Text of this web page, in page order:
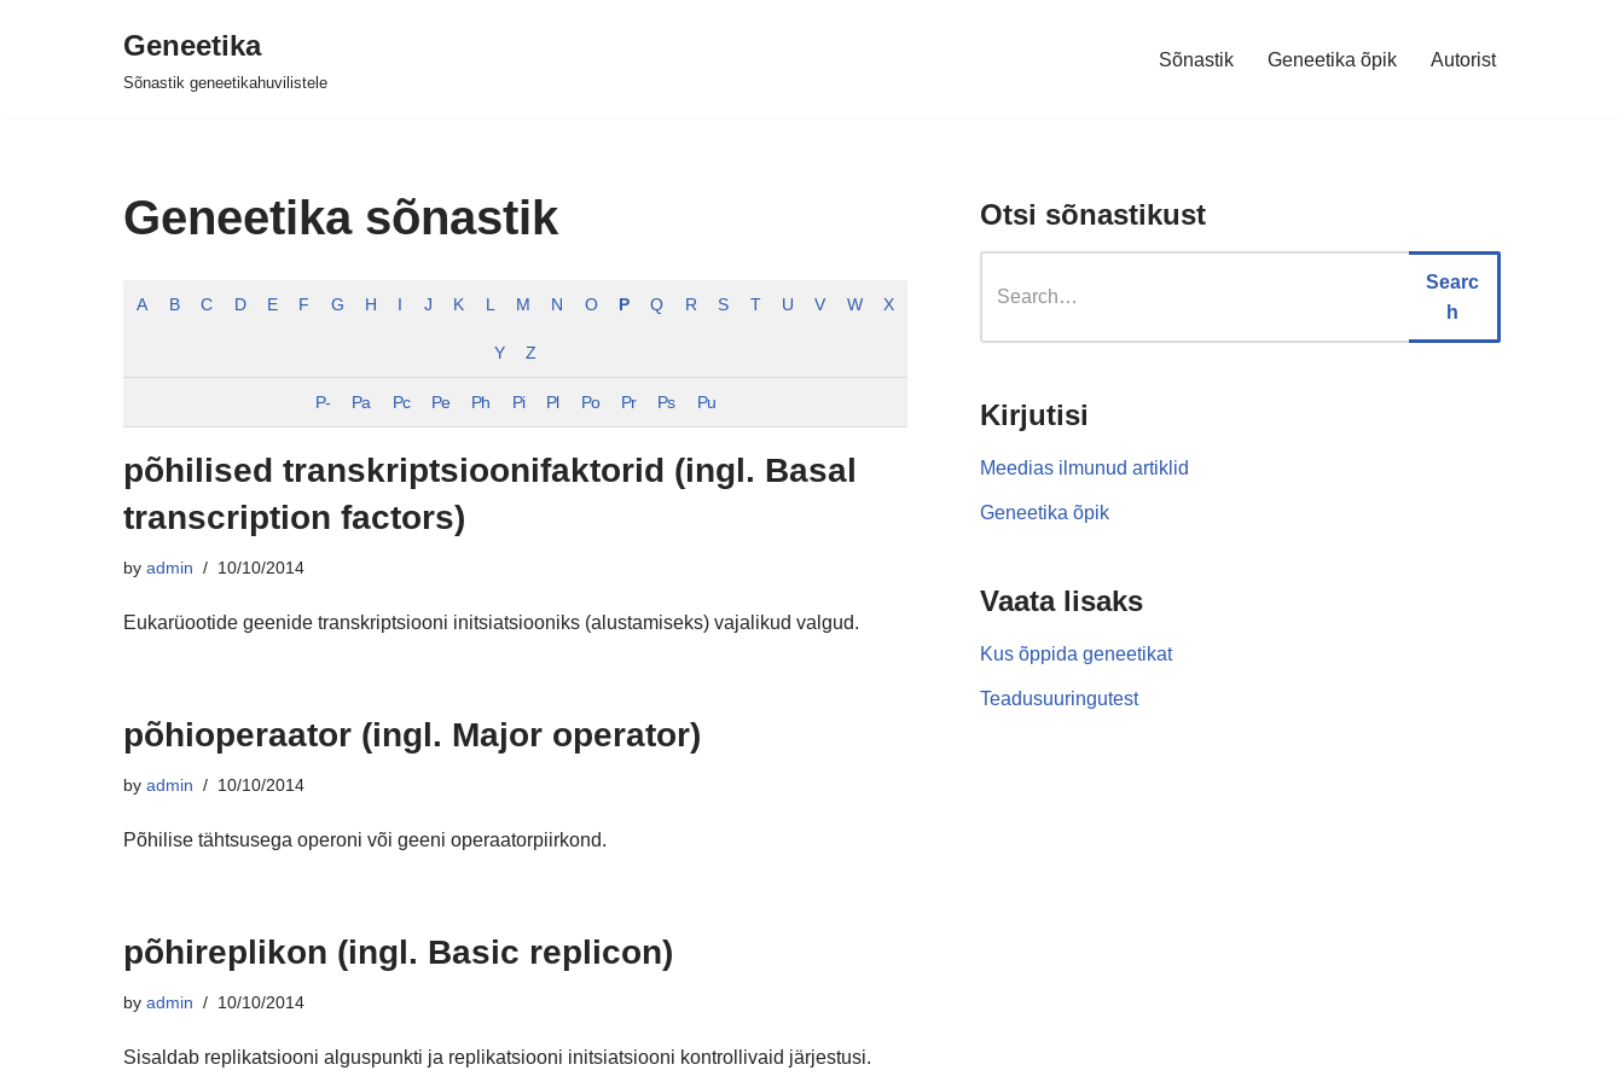
Geneetika
Sõnastik geneetikahuvilistele
Sõnastik Geneetika õpik Autorist
Geneetika sõnastik
A B C D E F G H I J K L M N O P Q R S T U V W X
Y Z
P- Pa Pc Pe Ph Pi Pl Po Pr Ps Pu
põhilised transkriptsioonifaktorid (ingl. Basal
transcription factors)
by admin 10/10/2014
Eukarüootide geenide transkriptsiooni initsiatsiooniks (alustamiseks) vajalikud valgud.
põhioperaator (ingl. Major operator)
by admin 10/10/2014
Põhilise tähtsusega operoni või geeni operaatorpiirkond.
põhireplikon (ingl. Basic replicon)
by admin 10/10/2014
Sisaldab replikatsiooni alguspunkti ja replikatsiooni initsiatsiooni kontrollivaid järjestusi.
Otsi sõnastikust
Searc
h
Kirjutisi
Meedias ilmunud artiklid
Geneetika õpik
Vaata lisaks
Kus õppida geneetikat
Teadusuuringutest